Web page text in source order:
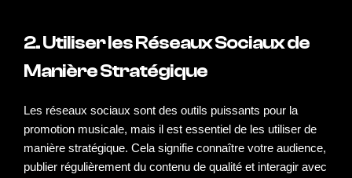
2. Utiliser les Réseaux Sociaux de
Manière Stratégique
Les réseaux sociaux sont des outils puissants pour la
promotion musicale, mais il est essentiel de les utiliser de
manière stratégique. Cela signifie connaître votre audience,
publier régulièrement du contenu de qualité et interagir avec